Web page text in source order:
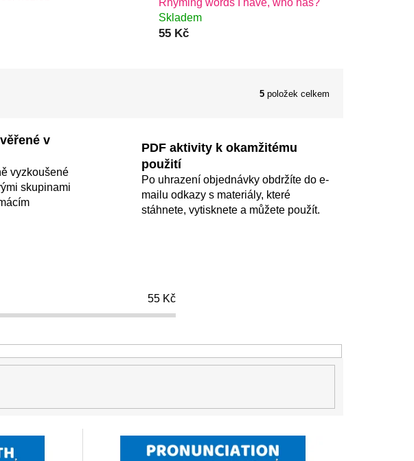
Skladem
55 Kč
5 položek celkem
v
vyzkoušené
skupinami
PDF aktivity k okamžitému
použití
Po uhrazení objednávky obdržíte do e-
mailu odkazy s materiály, které
stáhnete, vytisknete a můžete použít.
55 Kč